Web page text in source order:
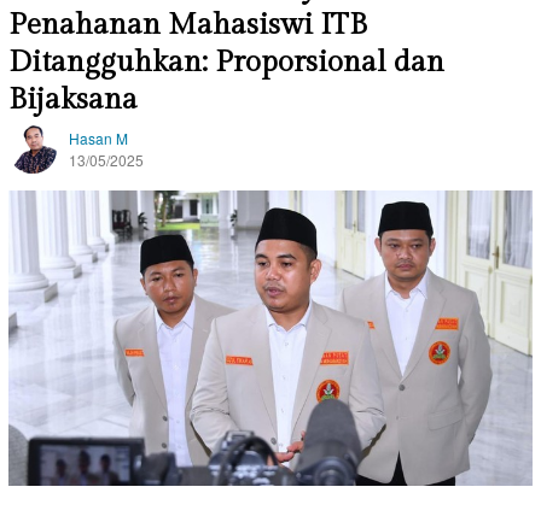
Penahanan Mahasiswi ITB
Ditangguhkan: Proporsional dan
Bijaksana
Hasan M
13/05/2025